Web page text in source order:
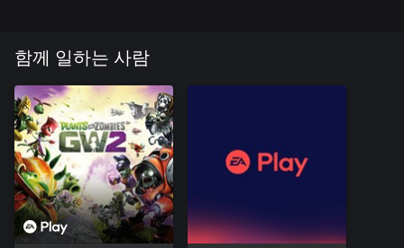
함께 일하는 사람